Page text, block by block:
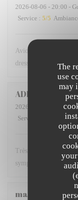
The
use
may
2026-08-06 - 20:00 -
Service : 5/5
Avions réservé
dressé une table à l
ADELINE
2026-07-26
- 12:30 -
Service
Très bon restaurant
sympathique repas
marie-pierreB